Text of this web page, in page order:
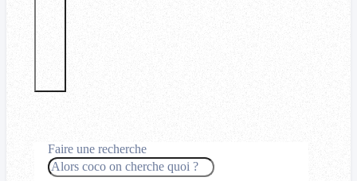
Faire une recherche
Rechercher